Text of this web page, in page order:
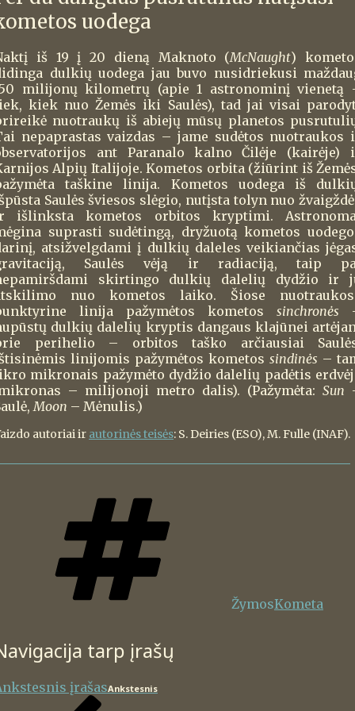
uodega
iš 19 į 20 dieną Maknoto (McNaught)
dulkių uodega jau buvo nusidriekusi
milijonų kilometrų (apie 1 astronominį vienetą
kiek nuo Žemės iki Saulės), tad jai visai
nuotraukų iš abiejų mūsų planetos
nepaprastas vaizdas – jame sudėtos nuotraukos
ant Paranalo kalno Čilėje (kairėje)
Alpių Italijoje. Kometos orbita (žiūrint iš
taškine linija. Kometos uodega iš
Saulės šviesos slėgio, nutįsta tolyn nuo
išlinksta kometos orbitos kryptimi.
suprasti sudėtingą, dryžuotą kometos
atsižvelgdami į dulkių daleles veikiančias
Saulės vėją ir radiaciją, taip
skirtingo dulkių dalelių dydžio ir
nuo kometos laiko. Šiose
linija pažymėtos kometos sinchronės
dulkių dalelių kryptis dangaus klajūnei
perihelio – orbitos taško arčiausiai
linijomis pažymėtos kometos sindinės –
mikronais pažymėto dydžio dalelių padėtis
– milijonoji metro dalis). (Pažymėta: Sun
Moon – Mėnulis.)
autoriai ir autorinės teisės: S. Deiries (ESO), M. Fulle (INAF).
ŽymosKometa
tarp įrašų
įrašasAnkstesnis